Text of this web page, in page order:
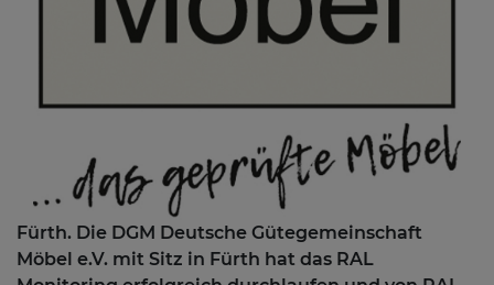
Fürth. Die DGM Deutsche Gütegemeinschaft
Möbel e.V. mit Sitz in Fürth hat das RAL